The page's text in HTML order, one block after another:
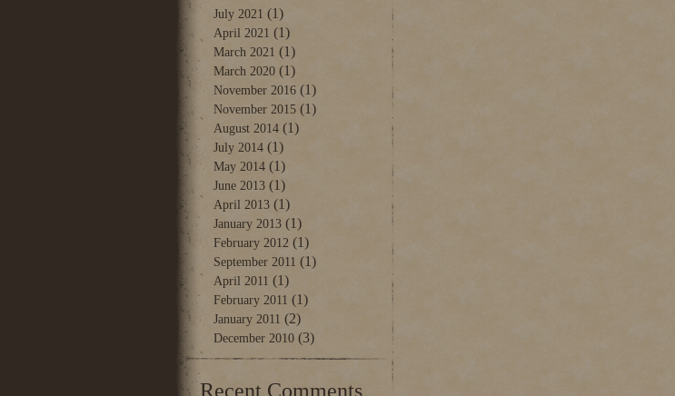
July 2021 (1)
April 2021 (1)
March 2021 (1)
March 2020(1)
November 2016(1)
November 2015(1)
August 2014(1)
July 2014(1)
May 2014(1)
June 2013(1)
April 2013(1)
January 2013(1)
February 2012 (1)
September 2011 (1)
April 2011 (1)
February 2011 (1)
January 2011 (2)
December 2010(3)
Recent Comments